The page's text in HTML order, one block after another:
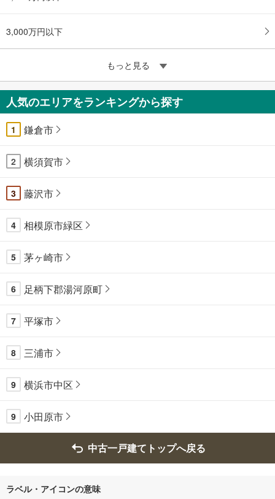
3,000万円以下
もっと見る
人気のエリアをランキングから探す
1 鎌倉市
2 横須賀市
3 藤沢市
4 相模原市緑区
5 茅ヶ崎市
6 足柄下郡湯河原町
7 平塚市
8 三浦市
9 横浜市中区
9 小田原市
中古一戸建てトップへ戻る
ラベル・アイコンの意味